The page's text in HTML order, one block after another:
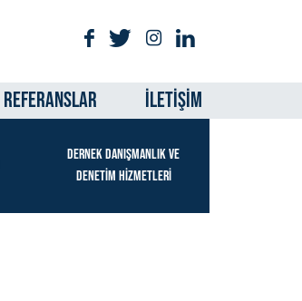
REFERANSLAR İLETİŞİM
DERNEK DANIŞMANLIK VE
DENETİM HİZMETLERİ